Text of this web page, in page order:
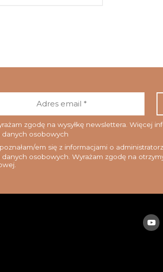
*
zgodę na wysyłkę newslettera. Więcej
danych osobowych
em się z informacjami o
danych osobowych. Wyrażam zgodę na